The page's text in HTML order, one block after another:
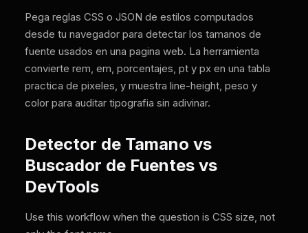
Pega reglas CSS o JSON de estilos computados
desde tu navegador para detectar los tamanos de
fuente usados en una pagina web. La herramienta
convierte rem, em, porcentajes, pt y px en una tabla
practica de pixeles, y muestra line-height, peso y
color para auditar tipografia sin adivinar.
Detector de Tamano vs
Buscador de Fuentes vs
DevTools
Use this workflow when the question is CSS size, not